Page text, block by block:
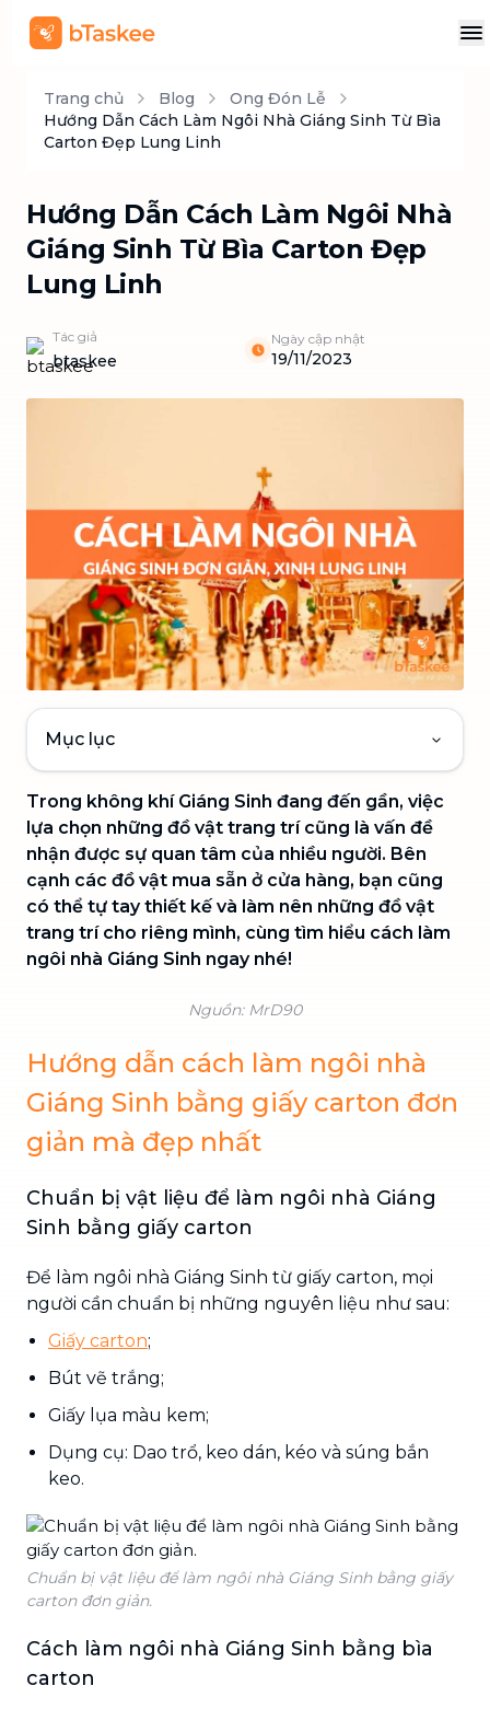
Trang chủ Blog
Ong Đón Lễ
Hướng Dẫn Cách Làm Ngôi Nhà Giáng Sinh Từ Bìa
Carton Đẹp Lung Linh
Hướng Dẫn Cách Làm Ngôi Nhà
Giáng Sinh Từ Bìa Carton Đẹp
Lung Linh
Tác giả
btaskee
Ngày cập nhật
19/11/2023
Mục lục
Trong không khí Giáng Sinh đang đến gần, việc
lựa chọn những đồ vật trang trí cũng là vấn đề
nhận được sự quan tâm của nhiều người. Bên
cạnh các đồ vật mua sẵn ở cửa hàng, bạn cũng
có thể tự tay thiết kế và làm nên những đồ vật
trang trí cho riêng mình, cùng tìm hiểu cách làm
ngôi nhà Giáng Sinh ngay nhé!
Nguồn: MrD90
Hướng dẫn cách làm ngôi nhà
Giáng Sinh bằng giấy carton đơn
giản mà đẹp nhất
Chuẩn bị vật liệu để làm ngôi nhà Giáng
Sinh bằng giấy carton
Để làm ngôi nhà Giáng Sinh từ giấy carton, mọi
người cần chuẩn bị những nguyên liệu như sau:
Giấy carton;
Bút vẽ trắng;
Giấy lụa màu kem;
Dụng cụ: Dao trổ, keo dán, kéo và súng bắn
keo.
Chuẩn bị vật liệu để làm ngôi nhà Giáng Sinh bằng giấy
carton đơn giản.
Cách làm ngôi nhà Giáng Sinh bằng bìa
carton